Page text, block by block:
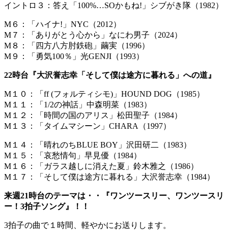
イントロ３：答え「100%…SOかもね!」シブがき隊（1982）
M６：「ハイナ!」NYC（2012）
M７：「ありがとう心から」なにわ男子（2024）
M８：「四方八方肘鉄砲」繭実（1996）
M９：「勇気100％」光GENJI（1993）
22時台『大沢誉志幸「そして僕は途方に暮れる」への道』
M１０：「ff (フォルティシモ)」HOUND DOG（1985）
M１１：「1/2の神話」中森明菜（1983）
M１２：「時間の国のアリス」松田聖子（1984）
M１３：「タイムマシーン」CHARA（1997）
M１４：「晴れのちBLUE BOY」沢田研二（1983）
M１５：「哀愁情句」早見優（1984）
M１６：「ガラス越しに消えた夏」鈴木雅之（1986）
M１７：「そして僕は途方に暮れる」大沢誉志幸（1984）
来週21時台のテーマは・・『ワンツースリー、ワンツースリ
ー！3拍子ソング』！！
3拍子の曲で１時間、軽やかにお送りします。